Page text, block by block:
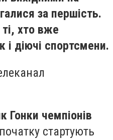
за першість.
хто вже
і діючі спортсмени.
Гонки чемпіонів
стартують